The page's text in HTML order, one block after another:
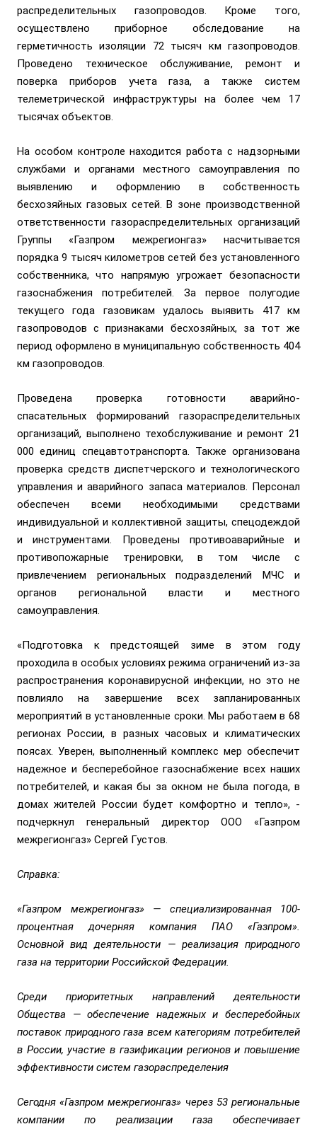
распределительных газопроводов. Кроме того,
осуществлено приборное обследование на
герметичность изоляции 72 тысяч км газопроводов.
Проведено техническое обслуживание, ремонт и
поверка приборов учета газа, а также систем
телеметрической инфраструктуры на более чем 17
тысячах объектов.
На особом контроле находится работа с надзорными
службами и органами местного самоуправления по
выявлению и оформлению в собственность
бесхозяйных газовых сетей. В зоне производственной
ответственности газораспределительных организаций
Группы «Газпром межрегионгаз» насчитывается
порядка 9 тысяч километров сетей без установленного
собственника, что напрямую угрожает безопасности
газоснабжения потребителей. За первое полугодие
текущего года газовикам удалось выявить 417 км
газопроводов с признаками бесхозяйных, за тот же
период оформлено в муниципальную собственность 404
км газопроводов.
Проведена проверка готовности аварийно-
спасательных формирований газораспределительных
организаций, выполнено техобслуживание и ремонт 21
000 единиц спецавтотранспорта. Также организована
проверка средств диспетчерского и технологического
управления и аварийного запаса материалов. Персонал
обеспечен всеми необходимыми средствами
индивидуальной и коллективной защиты, спецодеждой
и инструментами. Проведены противоаварийные и
противопожарные тренировки, в том числе с
привлечением региональных подразделений МЧС и
органов региональной власти и местного
самоуправления.
«Подготовка к предстоящей зиме в этом году
проходила в особых условиях режима ограничений из-за
распространения коронавирусной инфекции, но это не
повлияло на завершение всех запланированных
мероприятий в установленные сроки. Мы работаем в 68
регионах России, в разных часовых и климатических
поясах. Уверен, выполненный комплекс мер обеспечит
надежное и бесперебойное газоснабжение всех наших
потребителей, и какая бы за окном не была погода, в
домах жителей России будет комфортно и тепло», -
подчеркнул генеральный директор ООО «Газпром
межрегионгаз» Сергей Густов.
Справка:
«Газпром межрегионгаз» — специализированная 100-
процентная дочерняя компания ПАО «Газпром».
Основной вид деятельности — реализация природного
газа на территории Российской Федерации.
Среди приоритетных направлений деятельности
Общества — обеспечение надежных и бесперебойных
поставок природного газа всем категориям потребителей
в России, участие в газификации регионов и повышение
эффективности систем газораспределения
Сегодня «Газпром межрегионгаз» через 53 региональные
компании по реализации газа обеспечивает